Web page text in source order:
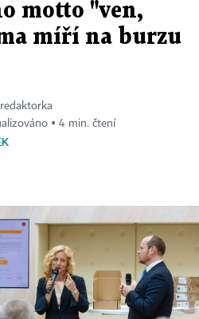
motto "ven,
míří na burzu
redaktorka
▪ 4 min. čtení